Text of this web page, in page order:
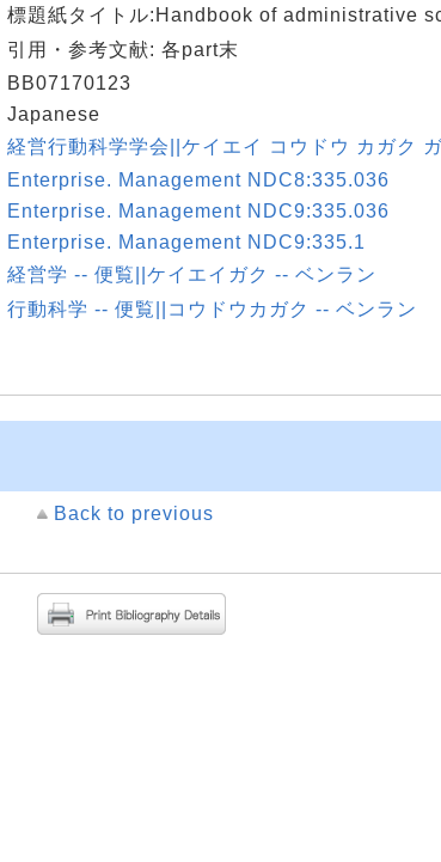
標題紙タイトル:Handbook of administrative
引用・参考文献: 各part末
BB07170123
Japanese
経営行動科学学会||ケイエイ コウドウ カガク
Enterprise. Management NDC8:335.036
Enterprise. Management NDC9:335.036
Enterprise. Management NDC9:335.1
経営学 -- 便覧||ケイエイガク -- ベンラン
行動科学 -- 便覧||コウドウカガク -- ベンラン
Back to previous